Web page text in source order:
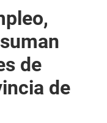
de
de